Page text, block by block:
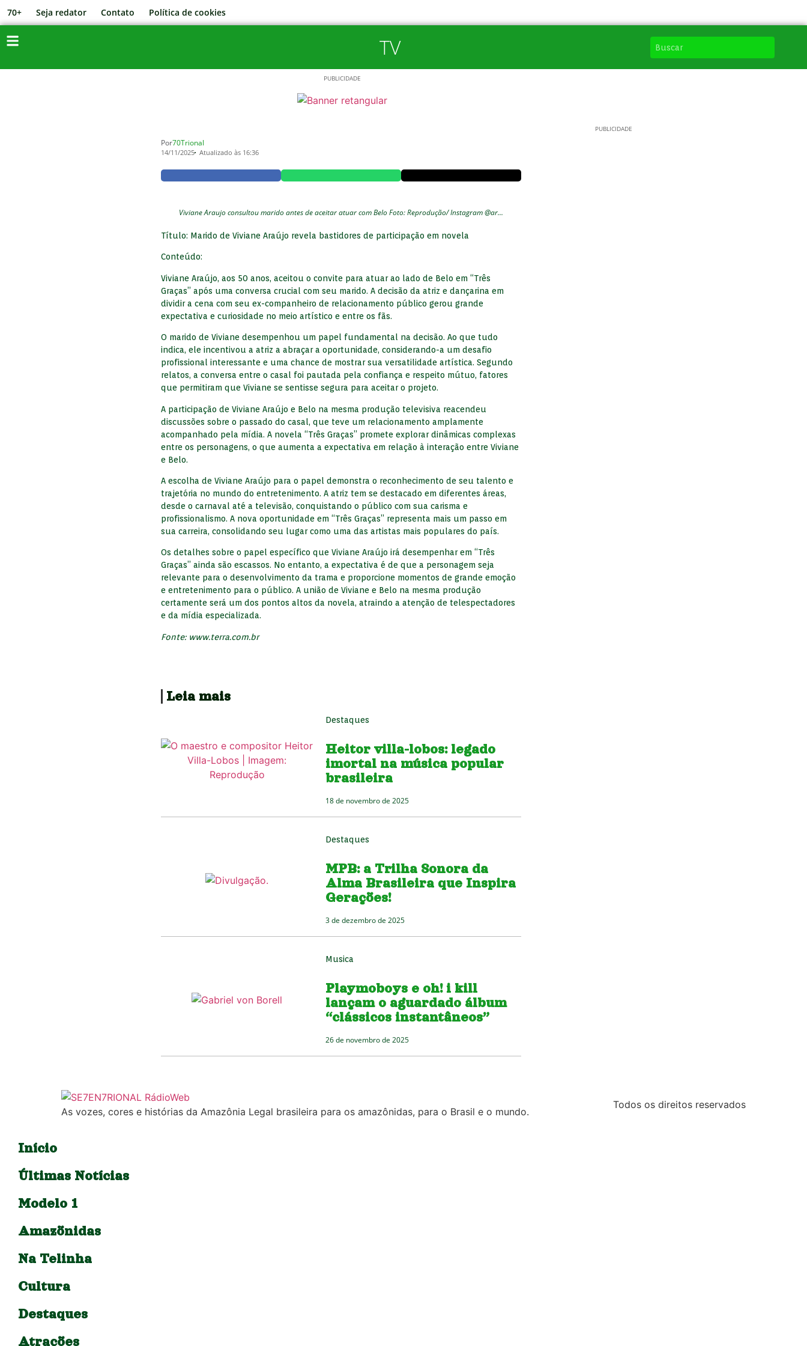
70+ Seja redator Contato Política de cookies
TV
PUBLICIDADE
Por70Trional
14/11/2025 Atualizado às 16:36
Viviane Araujo consultou marido antes de aceitar atuar com Belo Foto: Reprodução/ Instagram @ar...
Título: Marido de Viviane Araújo revela bastidores de participação em novela
Conteúdo:
Viviane Araújo, aos 50 anos, aceitou o convite para atuar ao lado de Belo em “Três
Graças” após uma conversa crucial com seu marido. A decisão da atriz e dançarina em
dividir a cena com seu ex-companheiro de relacionamento público gerou grande
expectativa e curiosidade no meio artístico e entre os fãs.
O marido de Viviane desempenhou um papel fundamental na decisão. Ao que tudo
indica, ele incentivou a atriz a abraçar a oportunidade, considerando-a um desafio
profissional interessante e uma chance de mostrar sua versatilidade artística. Segundo
relatos, a conversa entre o casal foi pautada pela confiança e respeito mútuo, fatores
que permitiram que Viviane se sentisse segura para aceitar o projeto.
A participação de Viviane Araújo e Belo na mesma produção televisiva reacendeu
discussões sobre o passado do casal, que teve um relacionamento amplamente
acompanhado pela mídia. A novela “Três Graças” promete explorar dinâmicas complexas
entre os personagens, o que aumenta a expectativa em relação à interação entre Viviane
e Belo.
A escolha de Viviane Araújo para o papel demonstra o reconhecimento de seu talento e
trajetória no mundo do entretenimento. A atriz tem se destacado em diferentes áreas,
desde o carnaval até a televisão, conquistando o público com sua carisma e
profissionalismo. A nova oportunidade em “Três Graças” representa mais um passo em
sua carreira, consolidando seu lugar como uma das artistas mais populares do país.
Os detalhes sobre o papel específico que Viviane Araújo irá desempenhar em “Três
Graças” ainda são escassos. No entanto, a expectativa é de que a personagem seja
relevante para o desenvolvimento da trama e proporcione momentos de grande emoção
e entretenimento para o público. A união de Viviane e Belo na mesma produção
certamente será um dos pontos altos da novela, atraindo a atenção de telespectadores
e da mídia especializada.
Fonte: www.terra.com.br
Leia mais
Destaques
Heitor villa-lobos: legado
imortal na música popular
brasileira
18 de novembro de 2025
Destaques
MPB: a Trilha Sonora da
Alma Brasileira que Inspira
Gerações!
3 de dezembro de 2025
Musica
Playmoboys e oh! i kill
lançam o aguardado álbum
“clássicos instantâneos”
26 de novembro de 2025
PUBLICIDADE
As vozes, cores e histórias da Amazônia Legal brasileira para os amazônidas, para o Brasil e o mundo.
Todos os direitos reservados
Início
Últimas Notícias
Modelo 1
Amazõnidas
Na Telinha
Cultura
Destaques
Atrações